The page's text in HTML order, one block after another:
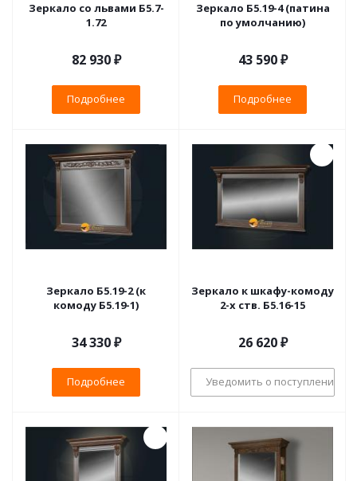
Зеркало со львами Б5.7-
1.72
82 930 ₽
Подробнее
Зеркало Б5.19-4 (патина
по умолчанию)
43 590 ₽
Подробнее
Зеркало Б5.19-2 (к
комоду Б5.19-1)
34 330 ₽
Подробнее
Зеркало к шкафу-комоду
2-х ств. Б5.16-15
26 620₽
Уведомить о поступлении